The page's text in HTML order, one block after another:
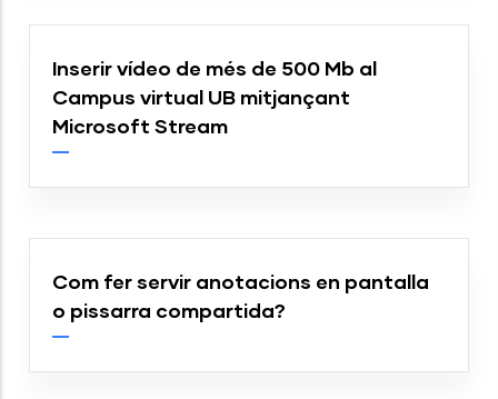
Inserir vídeo de més de 500 Mb al
Campus virtual UB mitjançant
Microsoft Stream
Com fer servir anotacions en pantalla
o pissarra compartida?